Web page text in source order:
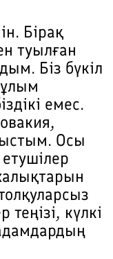
Бірақ
туылған
Біз бүкіл
емес.
Осы
күлкі